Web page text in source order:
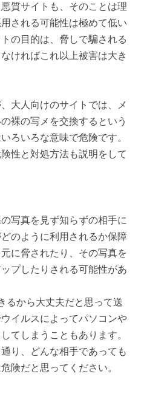
質サイトも、そのことは理
される可能性は極めて低い
の目的は、脅しで騙される
ければこれ以上被害は大き
大人向けのサイトでは、メ
裸の写メを交換するという
ろいろな意味で危険です。
性と対処方法も説明をして
写真を見ず知らずの相手に
のように利用されるか保障
に脅されたり、その写真を
プしたりされる可能性があ
るから大丈夫だと思って送
イルスによってパソコンや
てしまうこともあります。
り、どんな相手であっても
険だと思ってください。